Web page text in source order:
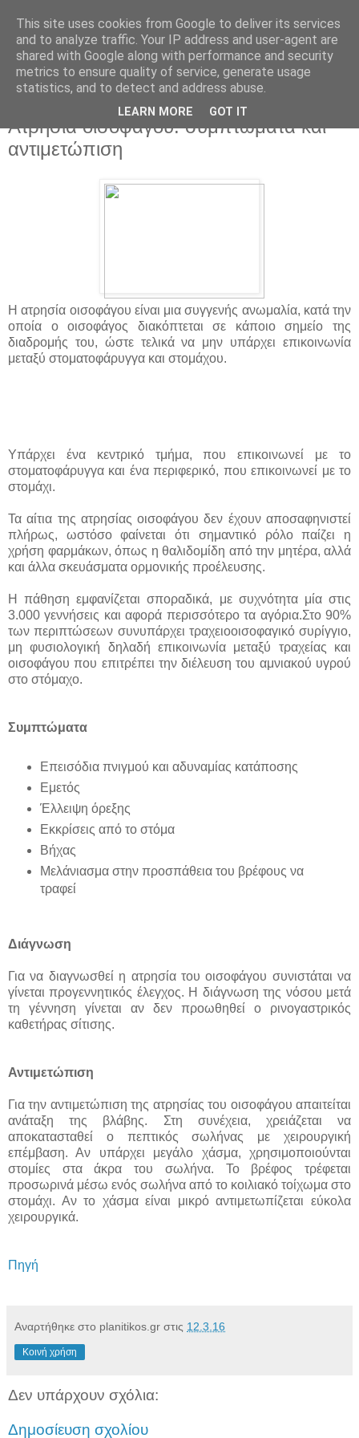
Ατρησία οισοφάγου: συμπτώματα και
αντιμετώπιση
Η ατρησία οισοφάγου είναι μια συγγενής ανωμαλία, κατά την
οποία ο οισοφάγος διακόπτεται σε κάποιο σημείο της
διαδρομής του, ώστε τελικά να μην υπάρχει επικοινωνία
μεταξύ στοματοφάρυγγα και στομάχου.
Υπάρχει ένα κεντρικό τμήμα, που επικοινωνεί με το
στοματοφάρυγγα και ένα περιφερικό, που επικοινωνεί με το
στομάχι.
Τα αίτια της ατρησίας οισοφάγου δεν έχουν αποσαφηνιστεί
πλήρως, ωστόσο φαίνεται ότι σημαντικό ρόλο παίζει η
χρήση φαρμάκων, όπως η θαλιδομίδη από την μητέρα, αλλά
και άλλα σκευάσματα ορμονικής προέλευσης.
Η πάθηση εμφανίζεται σποραδικά, με συχνότητα μία στις
3.000 γεννήσεις και αφορά περισσότερο τα αγόρια.Στο 90%
των περιπτώσεων συνυπάρχει τραχειοοισοφαγικό συρίγγιο,
μη φυσιολογική δηλαδή επικοινωνία μεταξύ τραχείας και
οισοφάγου που επιτρέπει την διέλευση του αμνιακού υγρού
στο στόμαχο.
Συμπτώματα
Επεισόδια πνιγμού και αδυναμίας κατάποσης
Εμετός
Έλλειψη όρεξης
Εκκρίσεις από το στόμα
Βήχας
Μελάνιασμα στην προσπάθεια του βρέφους να
τραφεί
Διάγνωση
Για να διαγνωσθεί η ατρησία του οισοφάγου συνιστάται να
γίνεται προγεννητικός έλεγχος. Η διάγνωση της νόσου μετά
τη γέννηση γίνεται αν δεν προωθηθεί ο ρινογαστρικός
καθετήρας σίτισης.
Αντιμετώπιση
Για την αντιμετώπιση της ατρησίας του οισοφάγου απαιτείται
ανάταξη της βλάβης. Στη συνέχεια, χρειάζεται να
αποκατασταθεί ο πεπτικός σωλήνας με χειρουργική
επέμβαση. Αν υπάρχει μεγάλο χάσμα, χρησιμοποιούνται
στομίες στα άκρα του σωλήνα. Το βρέφος τρέφεται
προσωρινά μέσω ενός σωλήνα από το κοιλιακό τοίχωμα στο
στομάχι. Αν το χάσμα είναι μικρό αντιμετωπίζεται εύκολα
χειρουργικά.
Πηγή
Αναρτήθηκε στο planitikos.gr στις 12.3.16
Κοινή χρήση
Δεν υπάρχουν σχόλια:
Δημοσίευση σχολίου
This site uses cookies from Google to deliver its services
and to analyze traffic. Your IP address and user-agent are
shared with Google along with performance and security
metrics to ensure quality of service, generate usage
statistics, and to detect and address abuse.
LEARN MORE GOT IT